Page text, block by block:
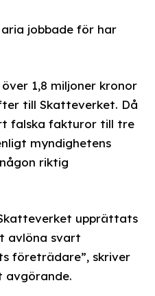
jobbade för har
1,8 miljoner kronor
till Skatteverket. Då
falska fakturor till tre
myndighetens
riktig
upprättats
avlöna svart
företrädare”, skriver
avgörande.